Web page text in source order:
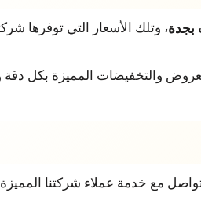
بجدة، وتلك الأسعار التي توفرها
والتخفيضات المميزة بكل دقة
مع خدمة عملاء شركتنا